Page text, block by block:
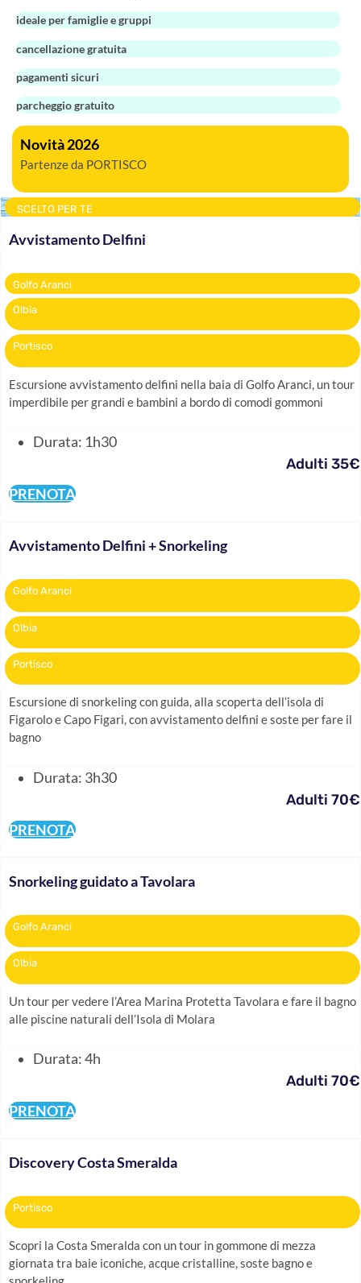
ideale per famiglie e gruppi
cancellazione gratuita
pagamenti sicuri
parcheggio gratuito
Novità 2026
Partenze da PORTISCO
SCELTO PER TE
Avvistamento Delfini
Golfo Aranci
Olbia
Portisco
Escursione avvistamento delfini nella baia di Golfo Aranci, un tour
imperdibile per grandi e bambini a bordo di comodi gommoni
Durata: 1h30
Adulti 35€
PRENOTA
Avvistamento Delfini + Snorkeling
Golfo Aranci
Olbia
Portisco
Escursione di snorkeling con guida, alla scoperta dell’isola di
Figarolo e Capo Figari, con avvistamento delfini e soste per fare il
bagno
Durata: 3h30
Adulti 70€
PRENOTA
Snorkeling guidato a Tavolara
Golfo Aranci
Olbia
Un tour per vedere l’Area Marina Protetta Tavolara e fare il bagno
alle piscine naturali dell’Isola di Molara
Durata: 4h
Adulti 70€
PRENOTA
Discovery Costa Smeralda
Portisco
Scopri la Costa Smeralda con un tour in gommone di mezza
giornata tra baie iconiche, acque cristalline, soste bagno e